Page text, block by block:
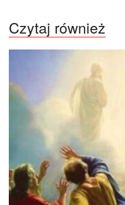
Czytaj również